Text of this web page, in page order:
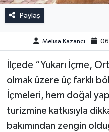
Paylaş
Melisa Kazancı
İlçede “Yukarı İçme,
olmak üzere üç farklı
İçmeleri, hem doğal
turizmine katkısıyla
bakımından zengin